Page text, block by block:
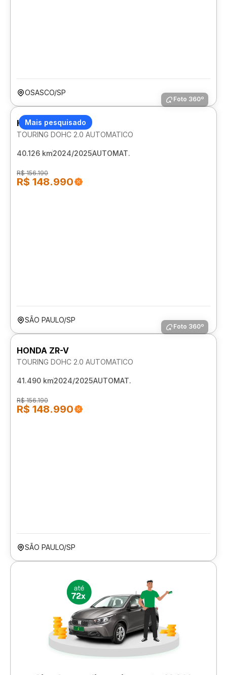
OSASCO/SP
Mais pesquisado
Foto 360º
HONDA ZR-V
TOURING DOHC 2.0 AUTOMATICO
40.126 km2024/2025AUTOMAT.
R$ 156.190
R$ 148.990
SÃO PAULO/SP
Foto 360º
HONDA ZR-V
TOURING DOHC 2.0 AUTOMATICO
41.490 km2024/2025AUTOMAT.
R$ 156.190
R$ 148.990
SÃO PAULO/SP